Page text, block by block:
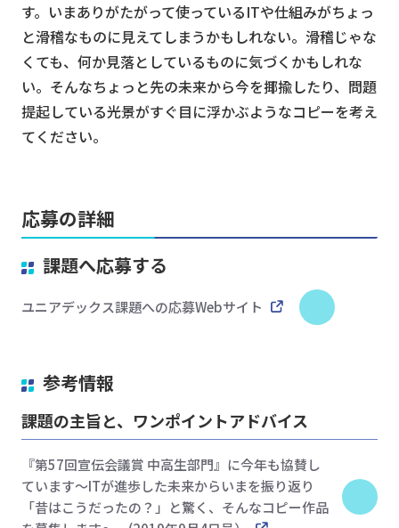
す。いまありがたがって使っているITや仕組みがちょっ
と滑稽なものに見えてしまうかもしれない。滑稽じゃな
くても、何か見落としているものに気づくかもしれな
い。そんなちょっと先の未来から今を揶揄したり、問題
提起している光景がすぐ目に浮かぶようなコピーを考え
てください。
応募の詳細
課題へ応募する
ユニアデックス課題への応募Webサイト
参考情報
課題の主旨と、ワンポイントアドバイス
『第57回宣伝会議賞 中高生部門』に今年も協賛し
ています～ITが進歩した未来からいまを振り返り
「昔はこうだったの？」と驚く、そんなコピー作品